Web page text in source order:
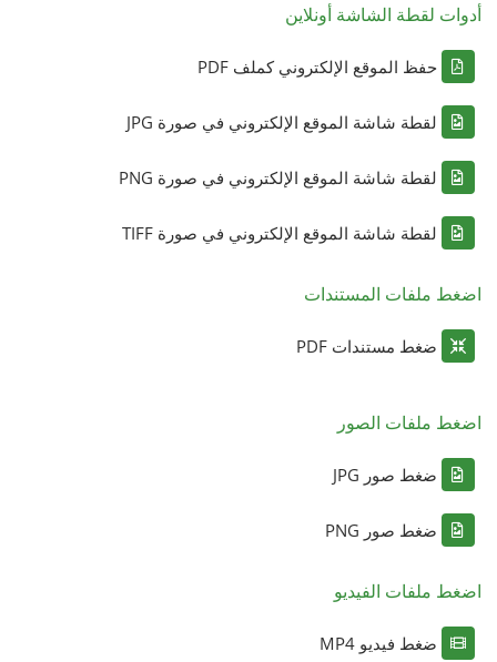
أدوات لقطة الشاشة أونلاين
حفظ الموقع الإلكتروني كملف PDF
لقطة شاشة الموقع الإلكتروني في صورة JPG
لقطة شاشة الموقع الإلكتروني في صورة PNG
لقطة شاشة الموقع الإلكتروني في صورة TIFF
اضغط ملفات المستندات
ضغط مستندات PDF
اضغط ملفات الصور
ضغط صور JPG
ضغط صور PNG
اضغط ملفات الفيديو
ضغط فيديو MP4